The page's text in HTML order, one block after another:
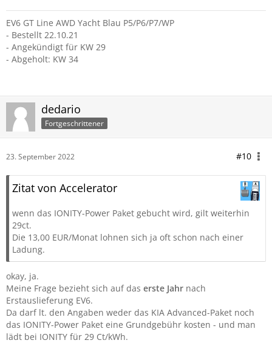
EV6 GT Line AWD Yacht Blau P5/P6/P7/WP
- Bestellt 22.10.21
- Angekündigt für KW 29
- Abgeholt: KW 34
dedario
Fortgeschrittener
23. September 2022 #10
Zitat von Accelerator
wenn das IONITY-Power Paket gebucht wird, gilt weiterhin
29ct.
Die 13,00 EUR/Monat lohnen sich ja oft schon nach einer
Ladung.
okay, ja.
Meine Frage bezieht sich auf das erste Jahr nach
Erstauslieferung EV6.
Da darf lt. den Angaben weder das KIA Advanced-Paket noch
das IONITY-Power Paket eine Grundgebühr kosten - und man
lädt bei IONITY für 29 Ct/kWh.